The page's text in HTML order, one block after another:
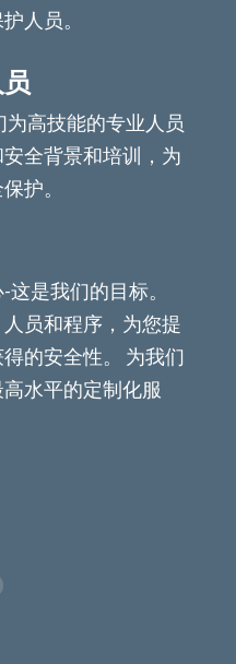
人员。
为高技能的专业人员
全背景和培训，为
护。
是我们的目标。
员和程序，为您提
的安全性。 为我们
水平的定制化服